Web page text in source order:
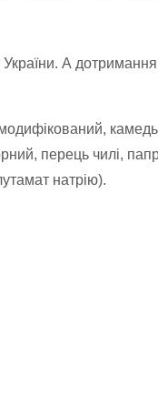
України. А
камедь
перець чилі,
натрію).